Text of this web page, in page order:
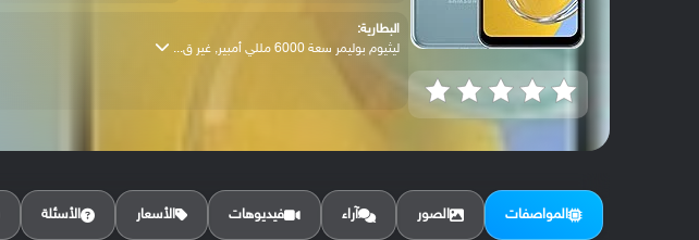
البطارية:
ليثيوم بوليمر سعة 6000 مللي أمبير, غير ق...
المواصفات الصور آراء فيديوهات الأسعار الأسئلة